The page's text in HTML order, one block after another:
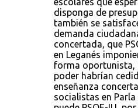
disponga de
también se
demanda
concertada, que
en Leganés
forma oportunista,
poder habrían
enseñanza
socialistas en